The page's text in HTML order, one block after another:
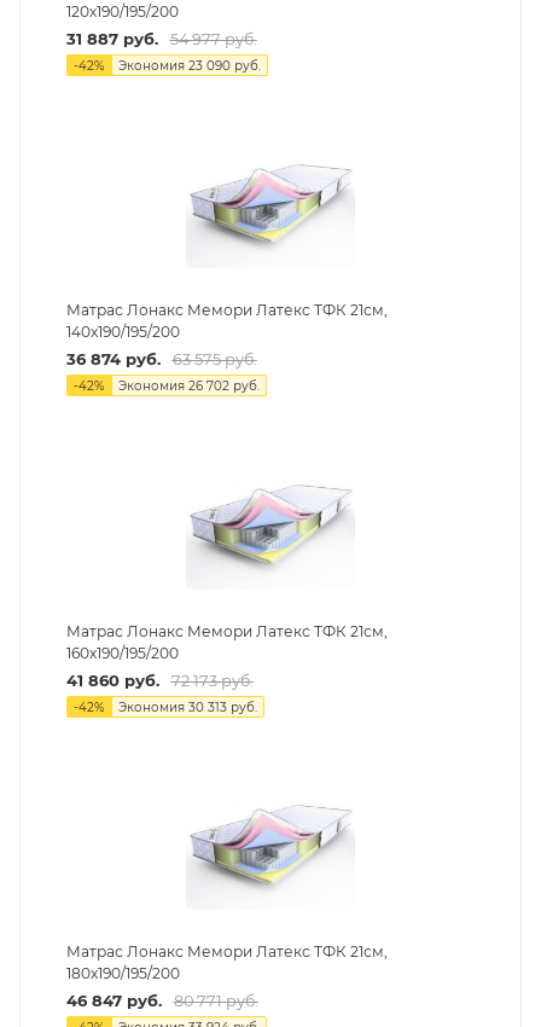
120х190/195/200
31 887руб. 54 977руб.
-42% Экономия 23 090руб.
Матрас Лонакс Мемори Латекс ТФК 21см,
140х190/195/200
36 874руб. 63 575руб.
-42% Экономия 26 702руб.
Матрас Лонакс Мемори Латекс ТФК 21см,
160х190/195/200
41 860руб. 72 173руб.
-42% Экономия 30 313руб.
Матрас Лонакс Мемори Латекс ТФК 21см,
180х190/195/200
46 847руб. 80 771руб.